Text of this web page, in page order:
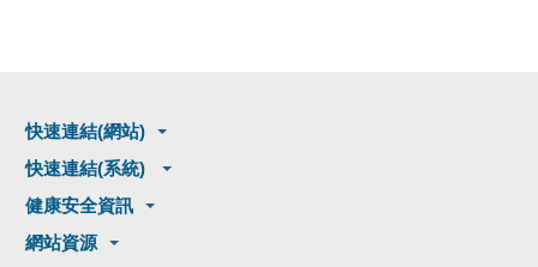
快速連結(網站)
快速連結(系統)
健康安全資訊
網站資源